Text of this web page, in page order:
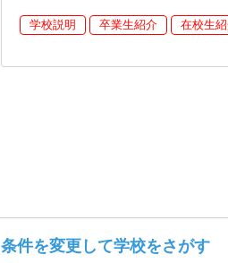
学校説明 卒業生紹介 在校生
条件を変更して学校をさがす